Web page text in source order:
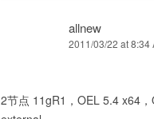
allnew
2011/03/22 at 8:34
2节点 11gR1，OEL 5.4 x64